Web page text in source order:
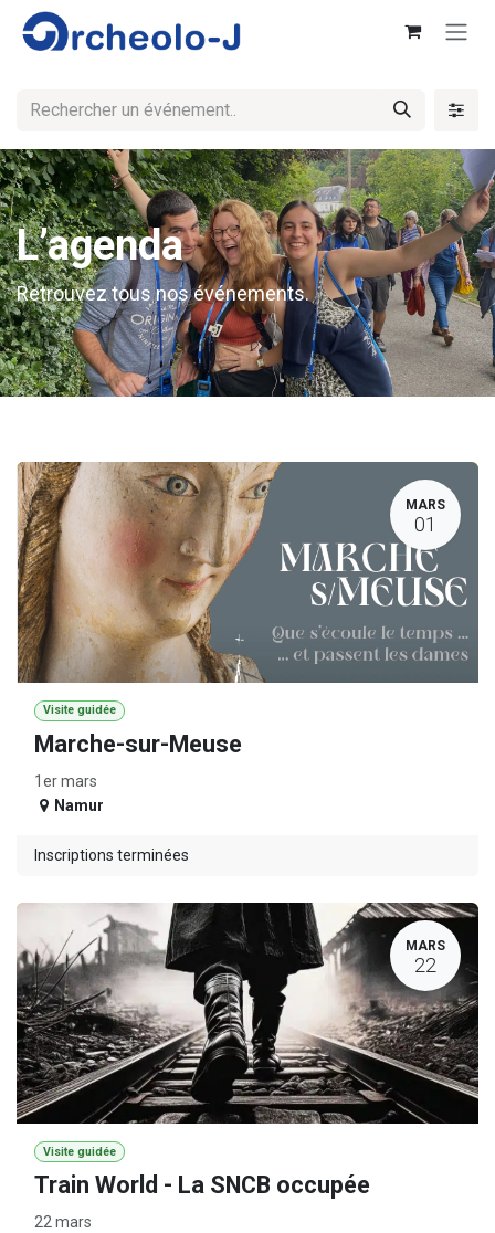
Se rendre au contenu
L’agenda
Retrouvez tous nos événements.
MARS
01
Visite guidée
Marche-sur-Meuse
1er mars
Namur
Inscriptions terminées
MARS
22
Visite guidée
Train World - La SNCB occupée
22 mars